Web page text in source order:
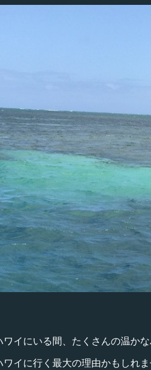
ワイにいる間、たくさんの温か
ワイに行く最大の理由かもしれま